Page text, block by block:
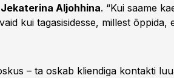
Jekaterina Aljohhina. “Kui saame
kui tagasisidesse, millest õppida,
– ta oskab kliendiga kontakti